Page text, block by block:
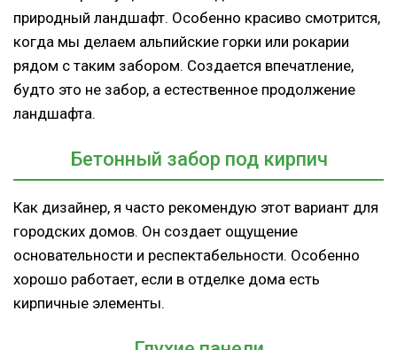
природный ландшафт. Особенно красиво смотрится,
когда мы делаем альпийские горки или рокарии
рядом с таким забором. Создается впечатление,
будто это не забор, а естественное продолжение
ландшафта.
Бетонный забор под кирпич
Как дизайнер, я часто рекомендую этот вариант для
городских домов. Он создает ощущение
основательности и респектабельности. Особенно
хорошо работает, если в отделке дома есть
кирпичные элементы.